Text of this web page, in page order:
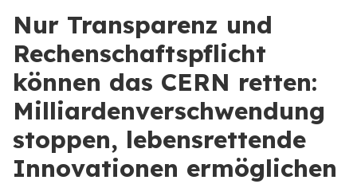
Nur Transparenz und
Rechenschaftspflicht
können das CERN retten:
Milliardenverschwendung
stoppen, lebensrettende
Innovationen ermöglichen